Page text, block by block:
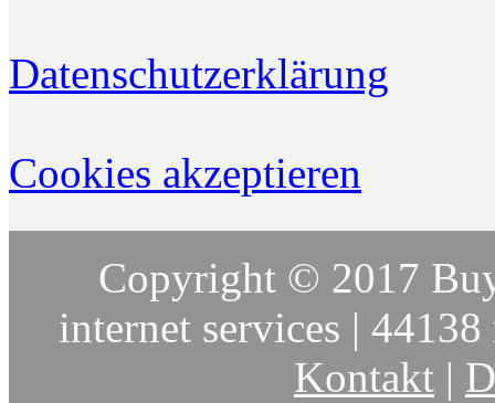
Datenschutzerklärung
Cookies akzeptieren
Copyright © 2017
internet services |
Kontakt |